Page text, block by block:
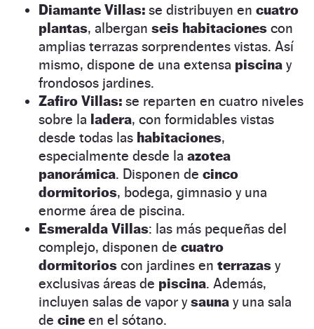
Diamante Villas: se distribuyen en cuatro
plantas, albergan seis habitaciones con
amplias terrazas sorprendentes vistas. Así
mismo, dispone de una extensa piscina y
frondosos jardines.
Zafiro Villas: se reparten en cuatro niveles
sobre la ladera, con formidables vistas
desde todas las habitaciones,
especialmente desde la azotea
panorámica. Disponen de cinco
dormitorios, bodega, gimnasio y una
enorme área de piscina.
Esmeralda Villas: las más pequeñas del
complejo, disponen de cuatro
dormitorios con jardines en terrazas y
exclusivas áreas de piscina. Además,
incluyen salas de vapor ysauna y una sala
de cine en el sótano.